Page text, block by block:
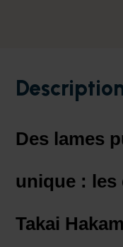
Des lames
unique : les
Takai